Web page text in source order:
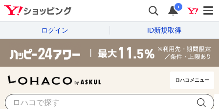
i
ログイン ID新規取得
ロハコメニュー